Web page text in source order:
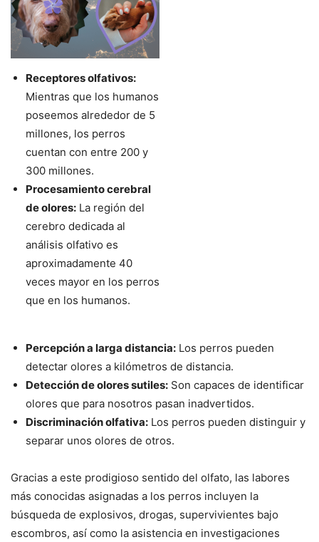
Receptores olfativos:
Mientras que los humanos
poseemos alrededor de 5
millones, los perros
cuentan con entre 200 y
300 millones.
Procesamiento cerebral
de olores: La región del
cerebro dedicada al
análisis olfativo es
aproximadamente 40
veces mayor en los perros
que en los humanos.
Percepción a larga distancia: Los perros pueden
detectar olores a kilómetros de distancia.
Detección de olores sutiles: Son capaces de identificar
olores que para nosotros pasan inadvertidos.
Discriminación olfativa: Los perros pueden distinguir y
separar unos olores de otros.
Gracias a este prodigioso sentido del olfato, las labores
más conocidas asignadas a los perros incluyen la
búsqueda de explosivos, drogas, supervivientes bajo
escombros, así como la asistencia en investigaciones